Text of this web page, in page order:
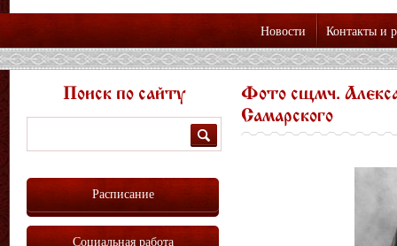
Новости Контакты и
Фото сщмч.
Самарского
Поиск по сайту
Расписание
Социальная работа